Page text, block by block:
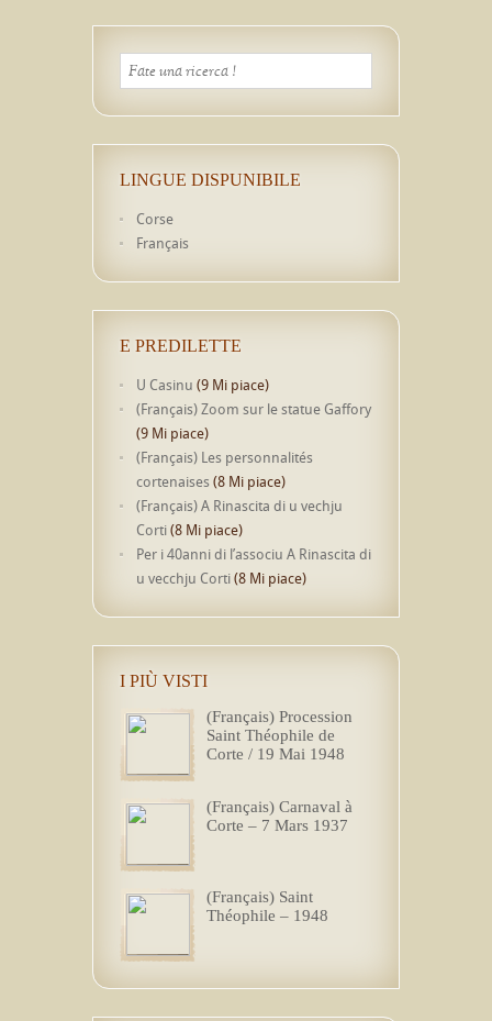
LINGUE DISPUNIBILE
Corse
Français
E PREDILETTE
U Casinu (9 Mi piace)
(Français) Zoom sur le statue Gaffory
(9 Mi piace)
(Français) Les personnalités
cortenaises (8 Mi piace)
(Français) A Rinascita di u vechju
Corti(8 Mi piace)
Per i 40anni di l’associu A Rinascita di
u vecchju Corti(8 Mi piace)
I PIÙ VISTI
(Français) Procession
Saint Théophile de
Corte / 19 Mai 1948
(Français) Carnaval à
Corte – 7 Mars 1937
(Français) Saint
Théophile – 1948